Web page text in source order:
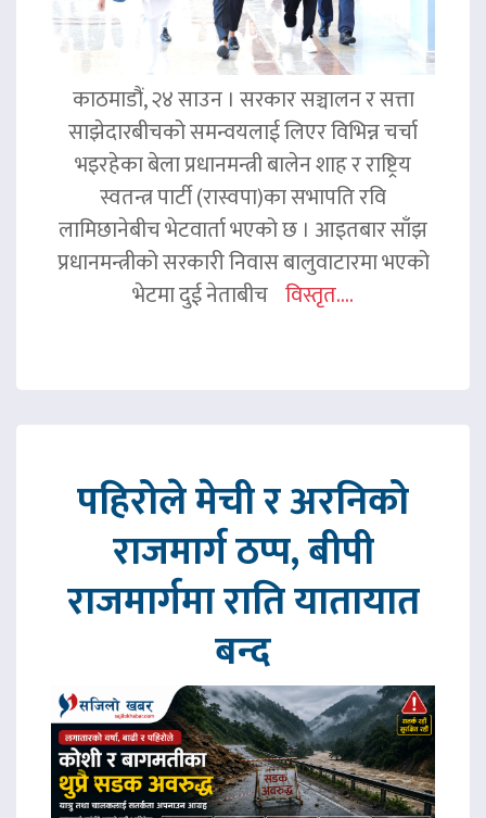
काठमाडौं, २४ साउन । सरकार सञ्चालन र सत्ता
साझेदारबीचको समन्वयलाई लिएर विभिन्न चर्चा
भइरहेका बेला प्रधानमन्त्री बालेन शाह र राष्ट्रिय
स्वतन्त्र पार्टी (रास्वपा)का सभापति रवि
लामिछानेबीच भेटवार्ता भएको छ । आइतबार साँझ
प्रधानमन्त्रीको सरकारी निवास बालुवाटारमा भएको
भेटमा दुई नेताबीच विस्तृत....
पहिरोले मेची र अरनिको
राजमार्ग ठप्प, बीपी
राजमार्गमा राति यातायात
बन्द